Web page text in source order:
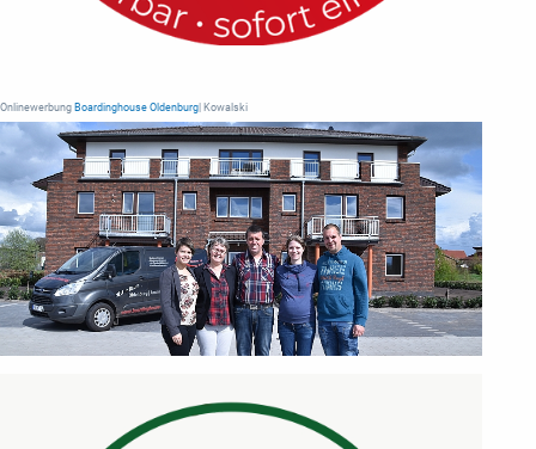
Onlinewerbung Boardinghouse Oldenburg | Kowalski